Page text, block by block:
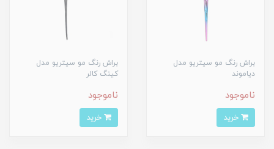
براش رنگ مو سیتریو مدل
دیاموند
ناموجود
براش رنگ مو سیتریو مدل
کینگ کالر
ناموجود